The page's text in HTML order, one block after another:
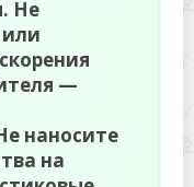
Не
—
наносите
на